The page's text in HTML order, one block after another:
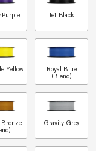
Purple Jet Black
Yellow
Royal Blue
(Blend)
Bronze
Gravity Grey